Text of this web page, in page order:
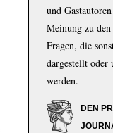
und
Meinung zu
Fragen, die
dargestellt oder
werden.
DEN